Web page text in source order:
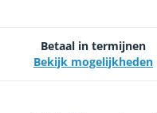
Betaal in termijnen
Bekijk mogelijkheden